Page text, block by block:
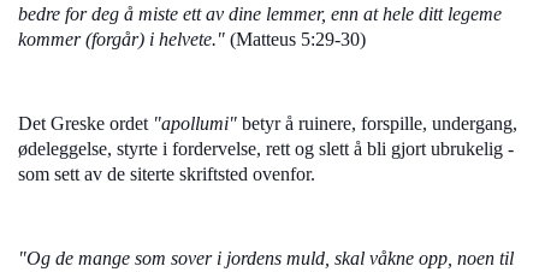
bedre for deg å miste ett av dine lemmer, enn at hele ditt legeme
kommer (forgår) i helvete." (Matteus 5:29-30)
Det Greske ordet "apollumi" betyr å ruinere, forspille, undergang,
ødeleggelse, styrte i fordervelse, rett og slett å bli gjort ubrukelig -
som sett av de siterte skriftsted ovenfor.
"Og de mange som sover i jordens muld, skal våkne opp, noen til